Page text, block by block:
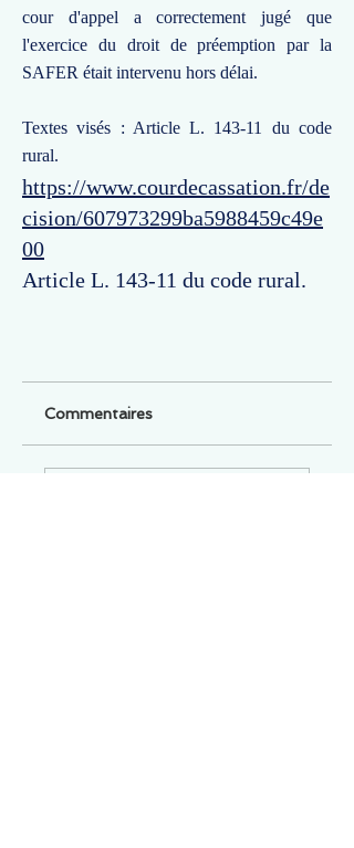
cour d'appel a correctement jugé que
l'exercice du droit de préemption par la
SAFER était intervenu hors délai.
Textes visés : Article L. 143-11 du code
rural.
https://www.courdecassation.fr/de
cision/607973299ba5988459c49e
00
Article L. 143-11 du code rural.
Commentaires